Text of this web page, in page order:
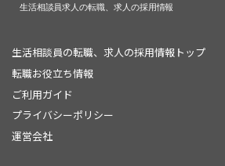
生活相談員の転職、求人の採用情報トップ
転職お役立ち情報
ご利用ガイド
プライバシーポリシー
運営会社